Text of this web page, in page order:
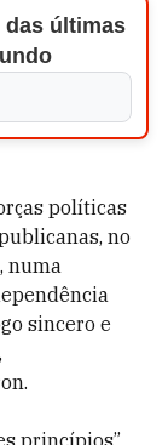
das últimas
políticas
no
numa
sincero e
princípios”